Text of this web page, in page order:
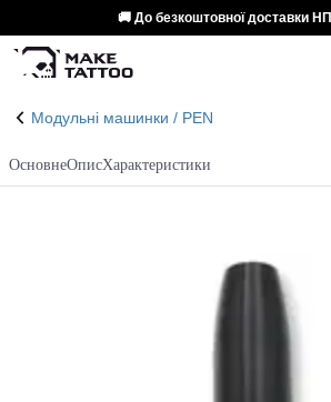
🚚 До безкоштовної доставки НП
Модульні машинки / PEN
ОсновнеОписХарактеристики